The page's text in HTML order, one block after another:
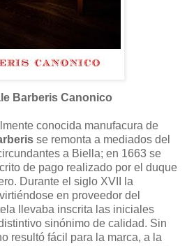
Barberis Canonico
conocida manufacura de
se remonta a mediados del
a Biella; en 1663 se
de pago realizado por el duque
Durante el siglo XVII la
en proveedor del
llevaba inscrita las iniciales
sinónimo de calidad. Sin
resultó fácil para la marca, a la